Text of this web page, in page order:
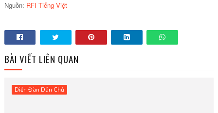
Nguồn: RFI Tiếng Việt
BÀI VIẾT LIÊN QUAN
Diễn Đàn Dân Chủ